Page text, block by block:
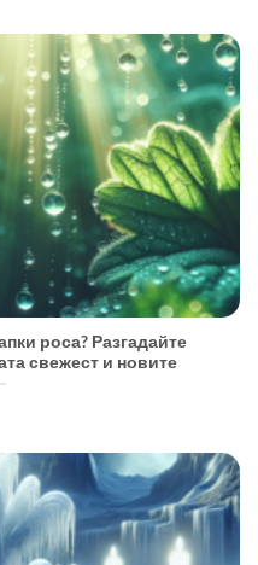
роса? Разгадайте
свежест и новите